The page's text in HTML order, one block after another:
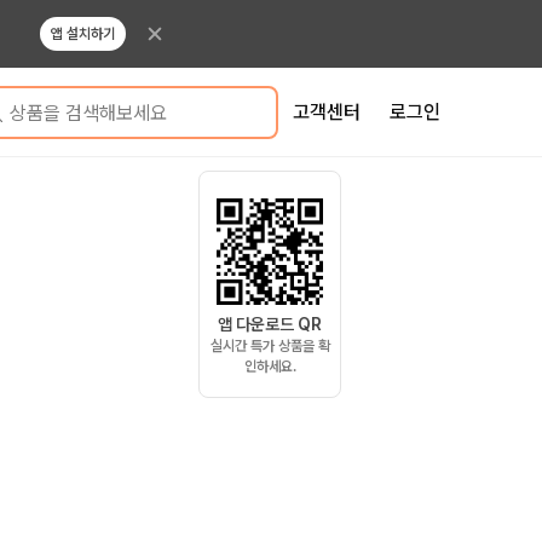
앱 설치하기
상품을 검색해보세요 고객센터 로그인
앱 다운로드 QR
실시간 특가 상품을 확
인하세요.